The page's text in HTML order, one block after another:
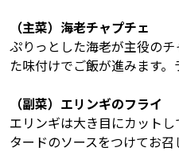
（主菜）海老チャプチェ
ぷりっとした海老が主役の
た味付けでご飯が進みます。
（副菜）エリンギのフライ
エリンギは大き目にカット
タードのソースをつけてお召